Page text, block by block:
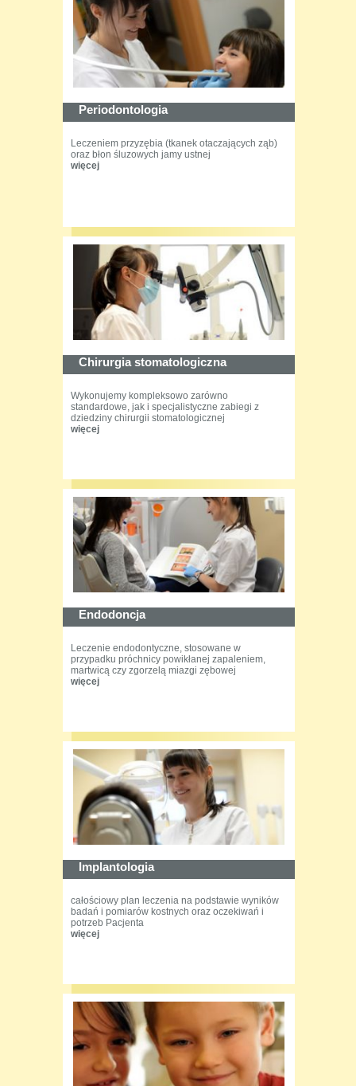
Periodontologia
Leczeniem przyzębia (tkanek otaczających ząb)
oraz błon śluzowych jamy ustnej
więcej
Chirurgia stomatologiczna
Wykonujemy kompleksowo zarówno
standardowe, jak i specjalistyczne zabiegi z
dziedziny chirurgii stomatologicznej
więcej
Endodoncja
Leczenie endodontyczne, stosowane w
przypadku próchnicy powikłanej zapaleniem,
martwicą czy zgorzelą miazgi zębowej
więcej
Implantologia
całościowy plan leczenia na podstawie wyników
badań i pomiarów kostnych oraz oczekiwań i
potrzeb Pacjenta
więcej